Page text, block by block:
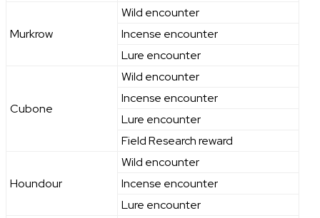
Murkrow
Wild encounter
Incense encounter
Lure encounter
Cubone
Wild encounter
Incense encounter
Lure encounter
Field Research reward
Houndour
Wild encounter
Incense encounter
Lure encounter